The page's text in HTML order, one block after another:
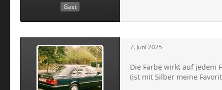
Gast
7. Juni 2025
Die Farbe wirkt auf jedem
(ist mit Silber meine